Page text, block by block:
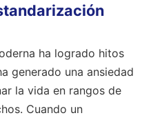
ha logrado hitos
generado una ansiedad
la vida en rangos de
Cuando un